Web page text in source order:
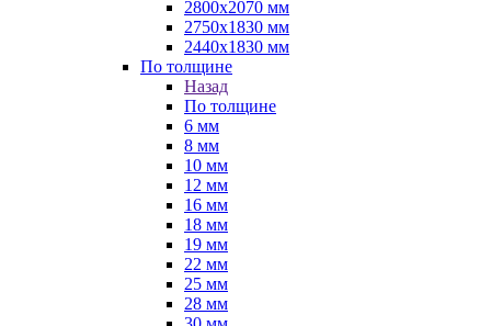
2800х2070 мм
2750х1830 мм
2440х1830 мм
По толщине
Назад
По толщине
6 мм
8 мм
10 мм
12 мм
16 мм
18 мм
19 мм
22 мм
25 мм
28 мм